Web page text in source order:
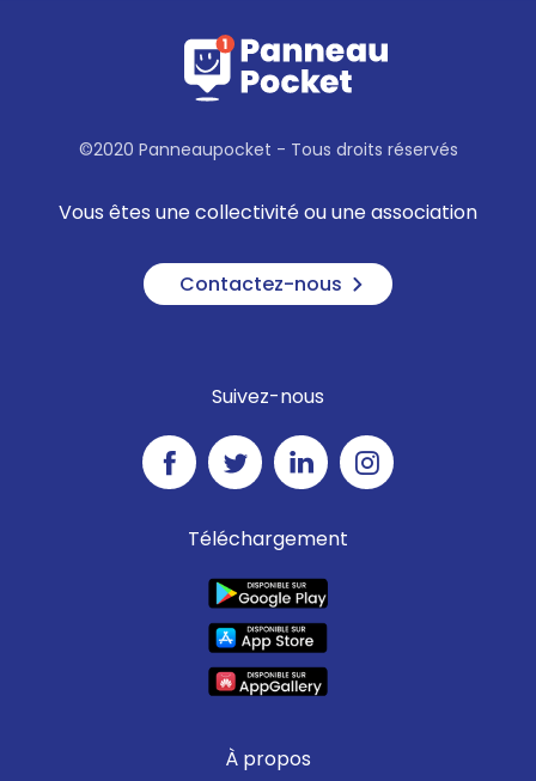
©2020 Panneaupocket - Tous droits réservés
Vous êtes une collectivité ou une association
Contactez-nous
Suivez-nous
Téléchargement
À propos